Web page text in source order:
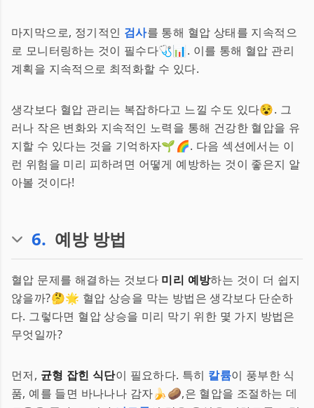
마지막으로, 정기적인 검사를 통해 혈압 상태를 지속적으
로 모니터링하는 것이 필수다🩺📊. 이를 통해 혈압 관리
계획을 지속적으로 최적화할 수 있다.
생각보다 혈압 관리는 복잡하다고 느낄 수도 있다😵. 그
러나 작은 변화와 지속적인 노력을 통해 건강한 혈압을 유
지할 수 있다는 것을 기억하자🌱🌈. 다음 섹션에서는 이
런 위험을 미리 피하려면 어떻게 예방하는 것이 좋은지 알
아볼 것이다!
6. 예방 방법
혈압 문제를 해결하는 것보다 미리 예방하는 것이 더 쉽지
않을까?🤔🌟 혈압 상승을 막는 방법은 생각보다 단순하
다. 그렇다면 혈압 상승을 미리 막기 위한 몇 가지 방법은
무엇일까?
먼저, 균형 잡힌 식단이 필요하다. 특히 칼륨이 풍부한 식
품, 예를 들면 바나나나 감자🍌🥔,은 혈압을 조절하는 데